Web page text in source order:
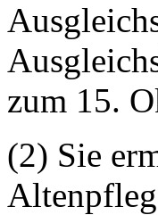
zum 15.
(2) Sie